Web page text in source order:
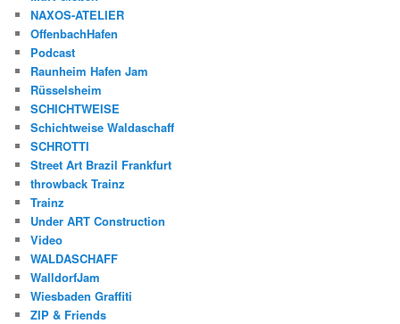
NAXOS-ATELIER
OffenbachHafen
Podcast
Raunheim Hafen Jam
Rüsselsheim
SCHICHTWEISE
Schichtweise Waldaschaff
SCHROTTI
Street Art Brazil Frankfurt
throwback Trainz
Trainz
Under ART Construction
Video
WALDASCHAFF
WalldorfJam
Wiesbaden Graffiti
ZIP & Friends